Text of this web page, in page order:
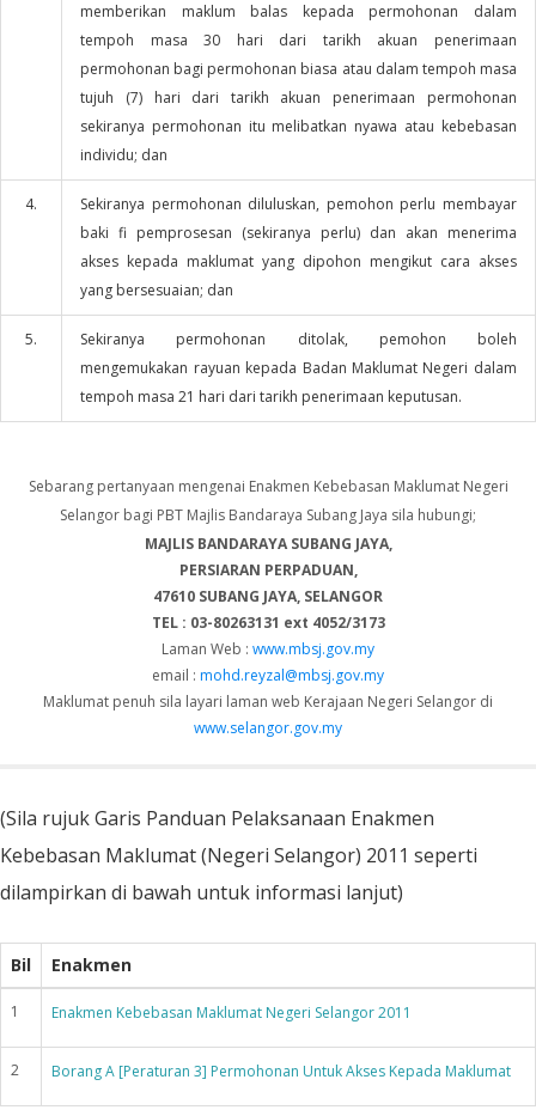
memberikan maklum balas kepada permohonan dalam
tempoh masa 30 hari dari tarikh akuan penerimaan
permohonan bagi permohonan biasa atau dalam tempoh masa
tujuh (7) hari dari tarikh akuan penerimaan permohonan
sekiranya permohonan itu melibatkan nyawa atau kebebasan
individu; dan
4.
Sekiranya permohonan diluluskan, pemohon perlu membayar
baki fi pemprosesan (sekiranya perlu) dan akan menerima
akses kepada maklumat yang dipohon mengikut cara akses
yang bersesuaian; dan
5.
Sekiranya permohonan ditolak, pemohon boleh
mengemukakan rayuan kepada Badan Maklumat Negeri dalam
tempoh masa 21 hari dari tarikh penerimaan keputusan.
Sebarang pertanyaan mengenai Enakmen Kebebasan Maklumat Negeri
Selangor bagi PBT Majlis Bandaraya Subang Jaya sila hubungi;
MAJLIS BANDARAYA SUBANG JAYA,
PERSIARAN PERPADUAN,
47610 SUBANG JAYA, SELANGOR
TEL : 03-80263131 ext 4052/3173
Laman Web : www.mbsj.gov.my
email : mohd.reyzal@mbsj.gov.my
Maklumat penuh sila layari laman web Kerajaan Negeri Selangor di
www.selangor.gov.my
(Sila rujuk Garis Panduan Pelaksanaan Enakmen
Kebebasan Maklumat (Negeri Selangor) 2011 seperti
dilampirkan di bawah untuk informasi lanjut)
Bil Enakmen
1 Enakmen Kebebasan Maklumat Negeri Selangor 2011
2 Borang A [Peraturan 3] Permohonan Untuk Akses Kepada Maklumat